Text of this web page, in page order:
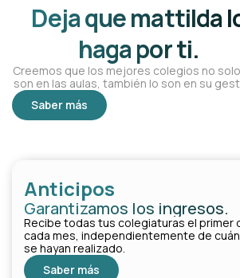
Deja que mattilda
haga por ti.
Creemos que los mejores colegios no
son en las aulas, también lo son en su
Saber más
Anticipos
Garantizamos los ingresos.
Recibe todas tus colegiaturas el primer
cada mes, independientemente de
se hayan realizado.
Saber más